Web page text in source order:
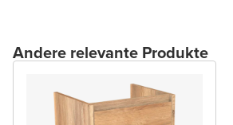
Andere relevante Produkte